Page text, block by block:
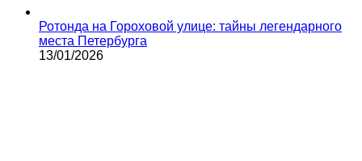
Ротонда на Гороховой улице: тайны легендарного
места Петербурга
13/01/2026